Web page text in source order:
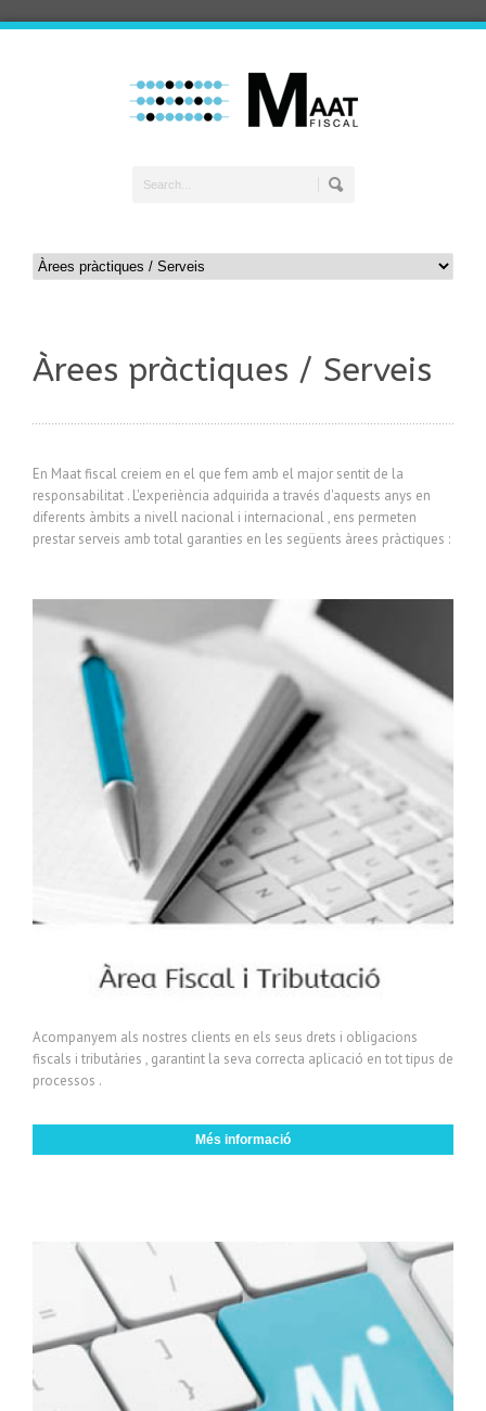
Àrees pràctiques / Serveis
En Maat fiscal creiem en el que fem amb el major sentit de la
responsabilitat . L'experiència adquirida a través d'aquests anys en
diferents àmbits a nivell nacional i internacional , ens permeten
prestar serveis amb total garanties en les següents àrees pràctiques :
Acompanyem als nostres clients en els seus drets i obligacions
fiscals i tributàries , garantint la seva correcta aplicació en tot tipus de
processos .
Més informació